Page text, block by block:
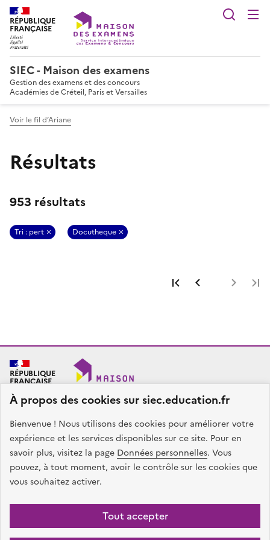
À propos des cookies sur siec.education.fr
Bienvenue ! Nous utilisons des cookies pour améliorer votre
expérience et les services disponibles sur ce site. Pour en
savoir plus, visitez la page Données personnelles. Vous
pouvez, à tout moment, avoir le contrôle sur les cookies que
vous souhaitez activer.
Tout accepter
RÉPUBLIQUE
FRANÇAISE
SIEC - Maison des examens
Gestion des examens et des concours
Académies de Créteil, Paris et Versailles
Voir le fil d’Ariane
Résultats
953 résultats
Tri : pert Docutheque
Première page
Page
RÉPUBLIQUE
FRANÇAISE
SIEC - Maison des examens
Académies de Créteil, Paris et Versailles
7, rue Ernest Renan
94749 ARCUEIL CEDEX
Nous contacter
facebook
x instagramlinkedin